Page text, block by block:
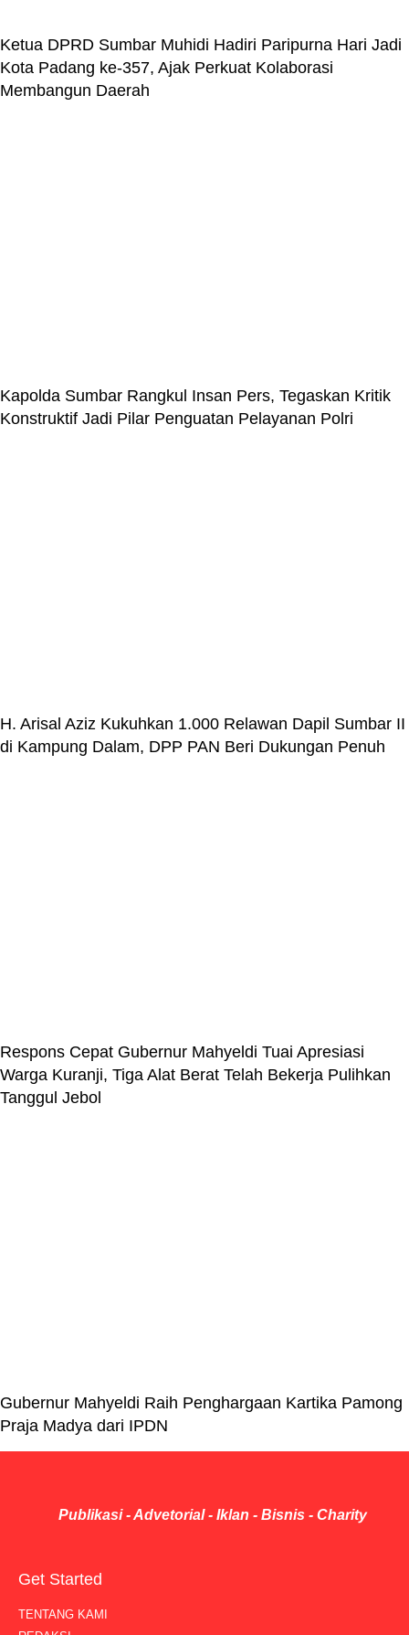
Ketua DPRD Sumbar Muhidi Hadiri Paripurna Hari Jadi
Kota Padang ke-357, Ajak Perkuat Kolaborasi
Membangun Daerah
Kapolda Sumbar Rangkul Insan Pers, Tegaskan Kritik
Konstruktif Jadi Pilar Penguatan Pelayanan Polri
H. Arisal Aziz Kukuhkan 1.000 Relawan Dapil Sumbar II
di Kampung Dalam, DPP PAN Beri Dukungan Penuh
Respons Cepat Gubernur Mahyeldi Tuai Apresiasi
Warga Kuranji, Tiga Alat Berat Telah Bekerja Pulihkan
Tanggul Jebol
Gubernur Mahyeldi Raih Penghargaan Kartika Pamong
Praja Madya dari IPDN
Publikasi - Advetorial - Iklan - Bisnis - Charity
Get Started
TENTANG KAMI